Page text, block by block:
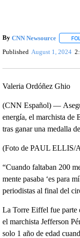
By CNN Newsource
Published August 1, 2024
Valeria Ordóñez Ghio
(CNN Español) —
energía, el marchista de
tras ganar una medalla
(Foto de PAUL ELLIS/
“Cuando faltaban 200
mente pasaba ‘es para
periodistas al final del
La Torre Eiffel fue parte
el marchista Jefferson
solo 1 año de edad